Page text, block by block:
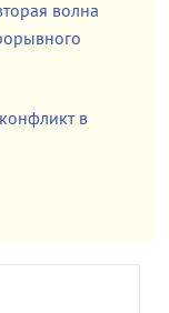
волна
в